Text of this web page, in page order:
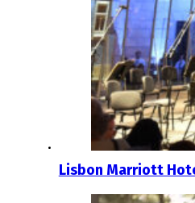
Lisbon Marriott